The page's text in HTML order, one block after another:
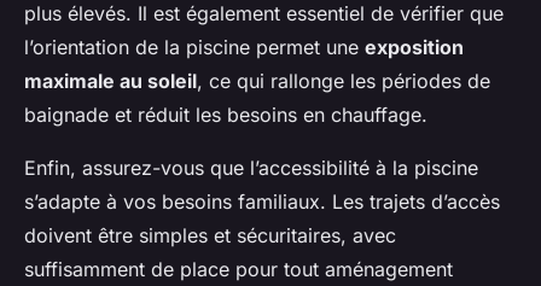
plus élevés. Il est également essentiel de vérifier que
l’orientation de la piscine permet une exposition
maximale au soleil, ce qui rallonge les périodes de
baignade et réduit les besoins en chauffage.
Enfin, assurez-vous que l’accessibilité à la piscine
s’adapte à vos besoins familiaux. Les trajets d’accès
doivent être simples et sécuritaires, avec
suffisamment de place pour tout aménagement